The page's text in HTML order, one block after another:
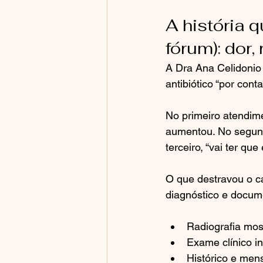
A história
fórum):
A Dra Ana
antibiótico “por
No primeiro
aumentou. No
terceiro, “vai ter que
O que destravou o
diagnóstico e
Radiografia
Exame clínico
Histórico e